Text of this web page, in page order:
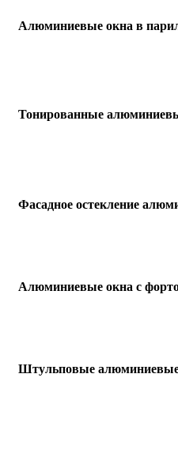
Алюминиевые окна в
Тонированные
Фасадное остекление
Алюминиевые окна с
Штульповые